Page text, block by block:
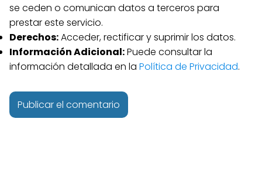
se ceden o comunican datos a terceros para
prestar este servicio.
Derechos:Acceder, rectificar y suprimir los datos.
Información Adicional:Puede consultar la
información detallada en la Política de Privacidad.